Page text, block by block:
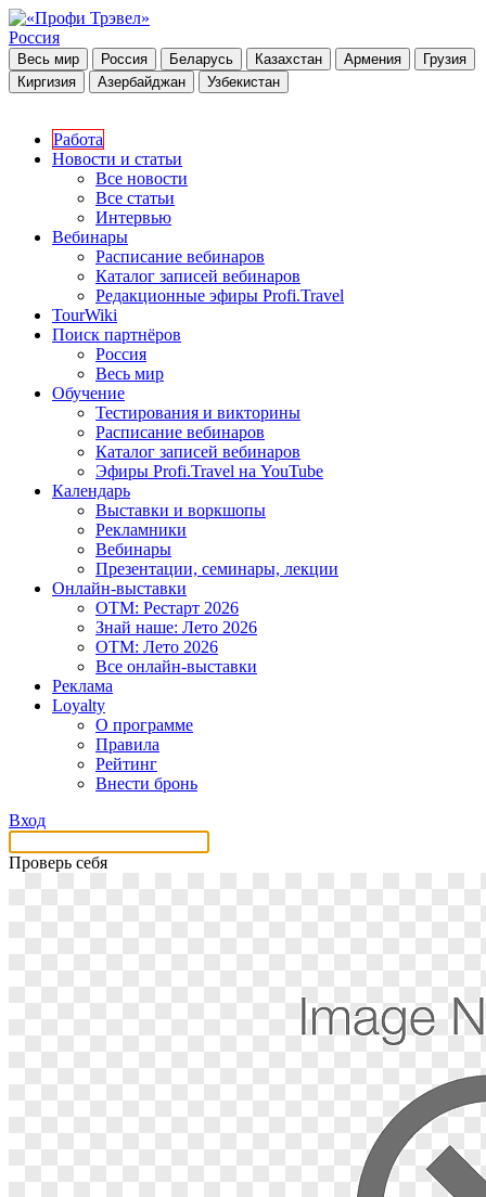
Россия
Весь мир Россия Беларусь Казахстан Армения
Грузия
Киргизия
Азербайджан Узбекистан
Работа
Новости и статьи
Все новости
Все статьи
Интервью
Вебинары
Расписание вебинаров
Каталог записей вебинаров
Редакционные эфиры Profi.Travel
TourWiki
Поиск партнёров
Россия
Весь мир
Обучение
Тестирования и викторины
Расписание вебинаров
Каталог записей вебинаров
Эфиры Profi.Travel на YouTube
Календарь
Выставки и воркшопы
Рекламники
Вебинары
Презентации, семинары, лекции
Онлайн-выставки
OTM: Рестарт 2026
Знай наше: Лето 2026
OTM: Лето 2026
Все онлайн-выставки
Реклама
Loyalty
О программе
Правила
Рейтинг
Внести бронь
Вход
Проверь себя